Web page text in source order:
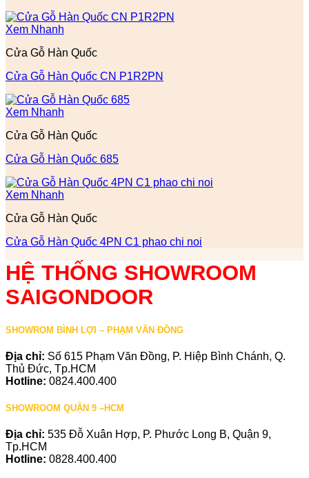
Xem Nhanh
Cửa Gỗ Hàn Quốc
Cửa Gỗ Hàn Quốc CN P1R2PN
Xem Nhanh
Cửa Gỗ Hàn Quốc
Cửa Gỗ Hàn Quốc 685
Xem Nhanh
Cửa Gỗ Hàn Quốc
Cửa Gỗ Hàn Quốc 4PN C1 phao chi noi
HỆ THỐNG SHOWROOM
SAIGONDOOR
SHOWROM BÌNH LỢI – PHẠM VĂN ĐỒNG
Địa chỉ: Số 615 Phạm Văn Đồng, P. Hiệp Bình Chánh, Q.
Thủ Đức, Tp.HCM
Hotline: 0824.400.400
SHOWROOM QUẬN 9 –HCM
Địa chỉ: 535 Đỗ Xuân Hợp, P. Phước Long B, Quận 9,
Tp.HCM
Hotline: 0828.400.400